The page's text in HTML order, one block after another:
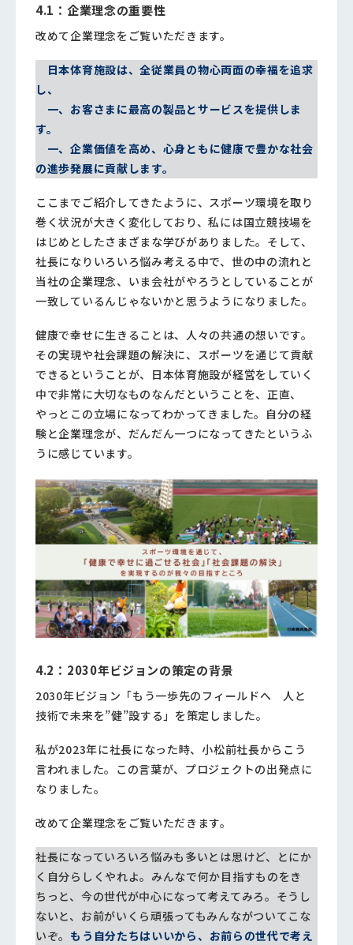
4.1：企業理念の重要性
改めて企業理念をご覧いただきます。
日本体育施設は、全従業員の物心両面の幸福を追求
し、
一、お客さまに最高の製品とサービスを提供しま
す。
一、企業価値を高め、心身ともに健康で豊かな社会
の進歩発展に貢献します。
ここまでご紹介してきたように、スポーツ環境を取り
巻く状況が大きく変化しており、私には国立競技場を
はじめとしたさまざまな学びがありました。そして、
社長になりいろいろ悩み考える中で、世の中の流れと
当社の企業理念、いま会社がやろうとしていることが
一致しているんじゃないかと思うようになりました。
健康で幸せに生きることは、人々の共通の想いです。
その実現や社会課題の解決に、スポーツを通じて貢献
できるということが、日本体育施設が経営をしていく
中で非常に大切なものなんだということを、正直、
やっとこの立場になってわかってきました。自分の経
験と企業理念が、だんだん一つになってきたというふ
うに感じています。
4.2：2030年ビジョンの策定の背景
2030年ビジョン「もう一歩先のフィールドへ 人と
技術で未来を”健”設する」を策定しました。
私が2023年に社長になった時、小松前社長からこう
言われました。この言葉が、プロジェクトの出発点に
なりました。
改めて企業理念をご覧いただきます。
社長になっていろいろ悩みも多いとは思けど、とにか
く自分らしくやれよ。みんなで何か目指すものをき
ちっと、今の世代が中心になって考えてみろ。そうし
ないと、お前がいくら頑張ってもみんながついてこな
いぞ。 もう自分たちはいいから、お前らの世代で考え